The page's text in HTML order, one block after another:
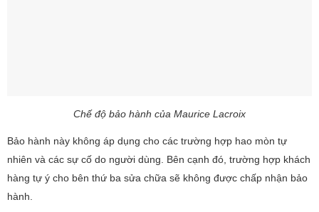
Chế độ bảo hành của Maurice Lacroix
Bảo hành này không áp dụng cho các trường hợp hao mòn tự
nhiên và các sự cố do người dùng. Bên cạnh đó, trường hợp khách
hàng tự ý cho bên thứ ba sửa chữa sẽ không được chấp nhận bảo
hành.